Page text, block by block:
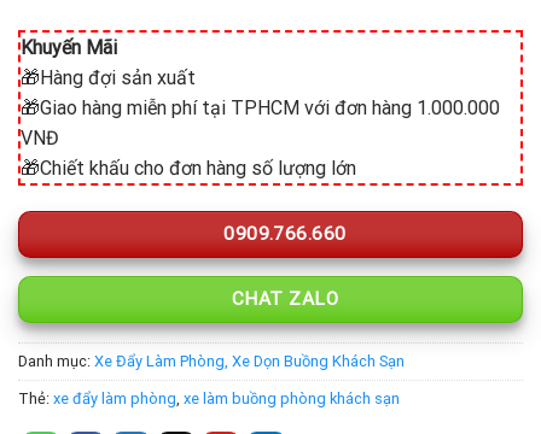
Khuyến Mãi
🎁Hàng đợi sản xuất
🎁Giao hàng miễn phí tại TPHCM với đơn hàng 1.000.000
VNĐ
🎁Chiết khấu cho đơn hàng số lượng lớn
0909.766.660
CHAT ZALO
Danh mục: Xe Đẩy Làm Phòng, Xe Dọn Buồng Khách Sạn
Thẻ: xe đẩy làm phòng xe làm buồng phòng khách sạn